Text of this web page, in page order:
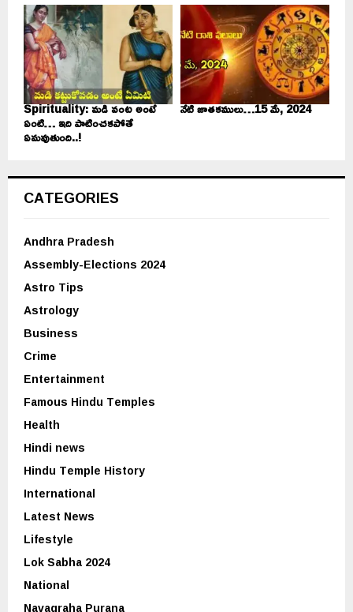
Spirituality: మడి వంట అంటే
ఏంటి… ఇది పాటించకపోతే
ఏమవుతుంది..!
నేటి జాతకములు…15 మే, 2024
CATEGORIES
Andhra Pradesh
Assembly-Elections 2024
Astro Tips
Astrology
Business
Crime
Entertainment
Famous Hindu Temples
Health
Hindi news
Hindu Temple History
International
Latest News
Lifestyle
Lok Sabha 2024
National